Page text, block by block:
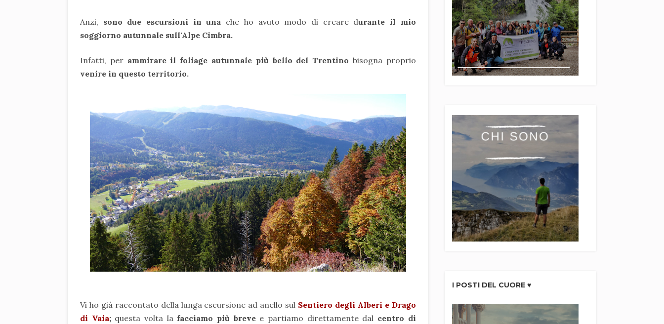
Anzi, sono due escursioni in una che ho avuto modo di creare durante il mio
soggiorno autunnale sull'Alpe Cimbra.
Infatti, per ammirare il foliage autunnale più bello del Trentino bisogna proprio
venire in questo territorio.
Vi ho già raccontato della lunga escursione ad anello sul Sentiero degli Alberi e Drago
di Vaia; questa volta la facciamo più brevee partiamo direttamente dal centro di
I POSTI DEL CUORE ♥